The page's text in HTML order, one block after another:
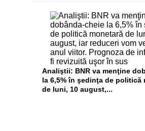
Analiştii: BNR va menţine
la 6,5% în şedinţa de politică
de luni, 10 august,...